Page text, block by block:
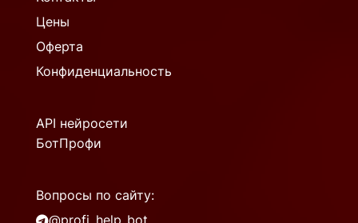
Цены
Оферта
Конфиденциальность
API нейросети
БотПрофи
Вопросы по сайту: